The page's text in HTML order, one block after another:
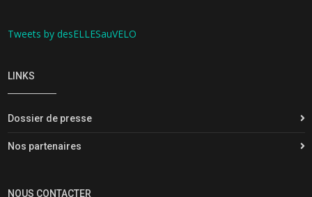
Tweets by desELLESauVELO
LINKS
Dossier de presse
Nos partenaires
NOUS CONTACTER